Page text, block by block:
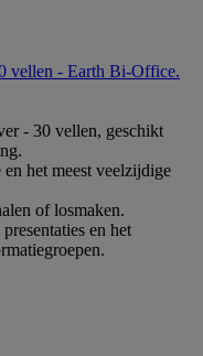
vellen - Earth Bi-Office.
- 30 vellen, geschikt
het meest veelzijdige
of losmaken.
en het